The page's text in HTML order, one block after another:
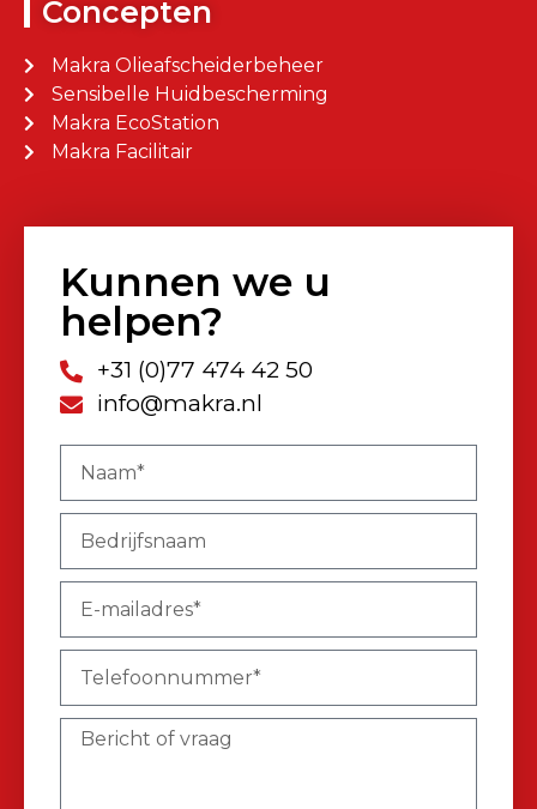
Concepten
Makra Olieafscheiderbeheer
Sensibelle Huidbescherming
Makra EcoStation
Makra Facilitair
Kunnen we u
helpen?
+31 (0)77 474 42 50
info@makra.nl